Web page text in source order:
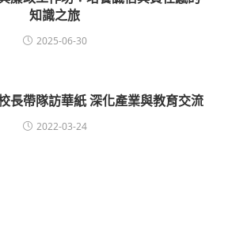
知識之旅
2025-06-30
長帶隊訪華紙 深化產業與教育交流
2022-03-24